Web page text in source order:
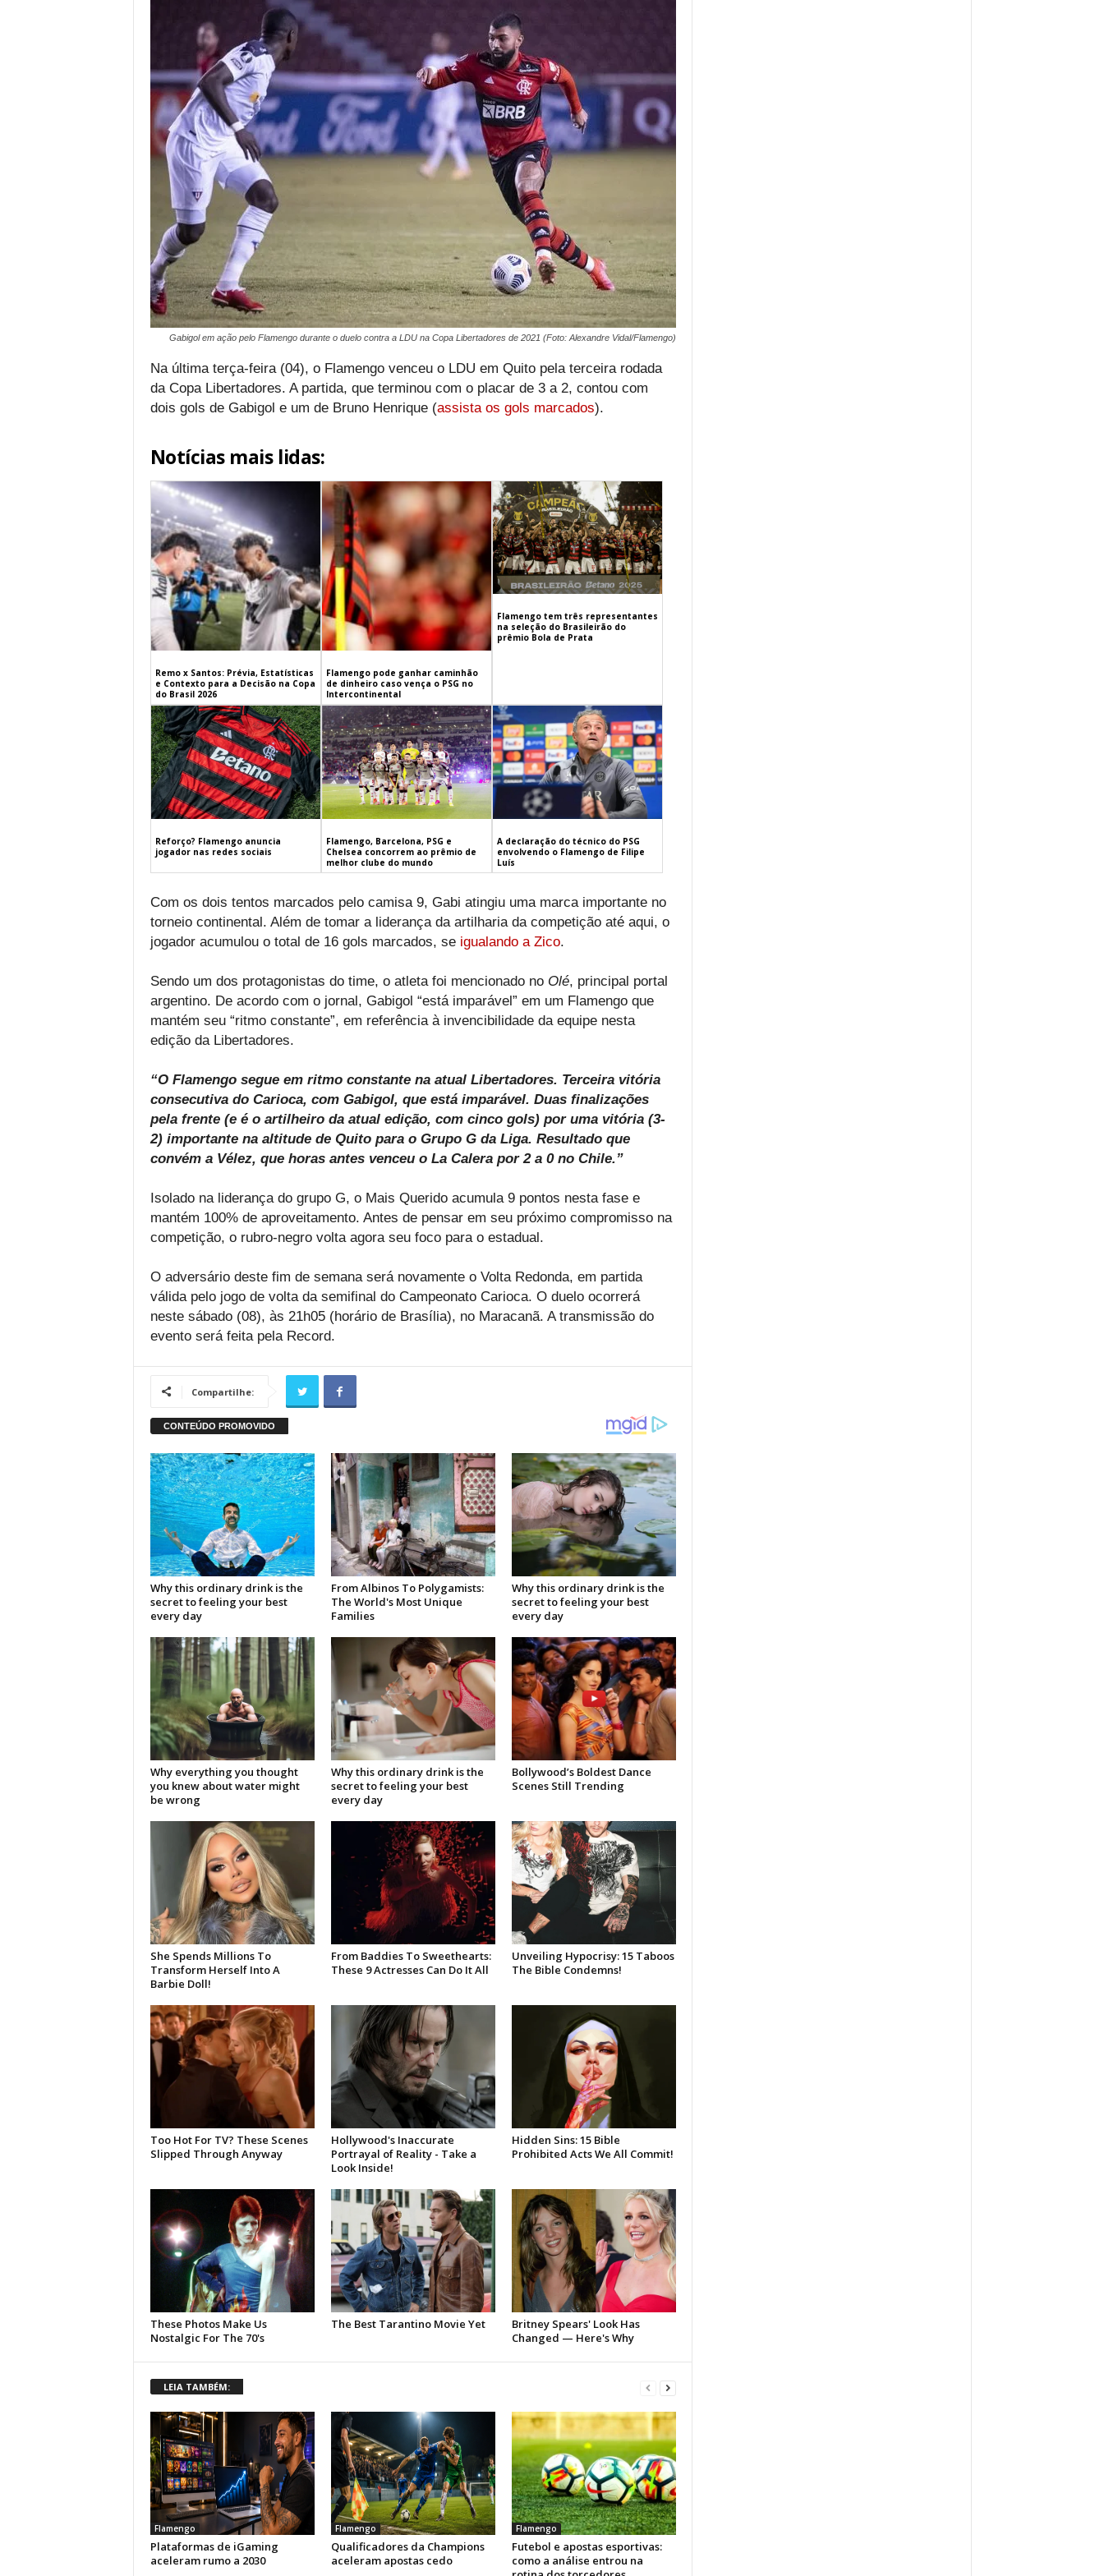
Gabigol em ação pelo Flamengo durante o duelo contra a LDU na Copa Libertadores de 2021 (Foto: Alexandre Vidal/Flamengo)
Na última terça-feira (04), o Flamengo venceu o LDU em Quito pela terceira rodada
da Copa Libertadores. A partida, que terminou com o placar de 3 a 2, contou com
dois gols de Gabigol e um de Bruno Henrique (assista os gols marcados).
Notícias mais lidas:
Remo x Santos: Prévia, Estatísticas
e Contexto para a Decisão na Copa
do Brasil 2026
Flamengo pode ganhar caminhão
de dinheiro caso vença o PSG no
Intercontinental
Flamengo tem três representantes
na seleção do Brasileirão do
prêmio Bola de Prata
Reforço? Flamengo anuncia
jogador nas redes sociais
Flamengo, Barcelona, PSG e
Chelsea concorrem ao prêmio de
melhor clube do mundo
A declaração do técnico do PSG
envolvendo o Flamengo de Filipe
Luís
Com os dois tentos marcados pelo camisa 9, Gabi atingiu uma marca importante no
torneio continental. Além de tomar a liderança da artilharia da competição até aqui, o
jogador acumulou o total de 16 gols marcados, se igualando a Zico.
Sendo um dos protagonistas do time, o atleta foi mencionado no Olé, principal portal
argentino. De acordo com o jornal, Gabigol “está imparável” em um Flamengo que
mantém seu “ritmo constante”, em referência à invencibilidade da equipe nesta
edição da Libertadores.
“O Flamengo segue em ritmo constante na atual Libertadores. Terceira vitória
consecutiva do Carioca, com Gabigol, que está imparável. Duas finalizações
pela frente (e é o artilheiro da atual edição, com cinco gols) por uma vitória (3-
2) importante na altitude de Quito para o Grupo G da Liga. Resultado que
convém a Vélez, que horas antes venceu o La Calera por 2 a 0 no Chile.”
Isolado na liderança do grupo G, o Mais Querido acumula 9 pontos nesta fase e
mantém 100% de aproveitamento. Antes de pensar em seu próximo compromisso na
competição, o rubro-negro volta agora seu foco para o estadual.
O adversário deste fim de semana será novamente o Volta Redonda, em partida
válida pelo jogo de volta da semifinal do Campeonato Carioca. O duelo ocorrerá
neste sábado (08), às 21h05 (horário de Brasília), no Maracanã. A transmissão do
evento será feita pela Record.
Compartilhe:
LEIA TAMBÉM:
Flamengo
Plataformas de iGaming
aceleram rumo a 2030
Flamengo
Qualificadores da Champions
aceleram apostas cedo
Flamengo
Futebol e apostas esportivas:
como a análise entrou na